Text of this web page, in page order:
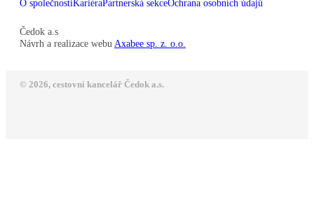
O společnostiKariéraPartnerská sekceOchrana osobních údajů
Čedok a.s
Návrh a realizace webu Axabee sp. z. o.o.
© 2026, cestovní kancelář Čedok a.s.